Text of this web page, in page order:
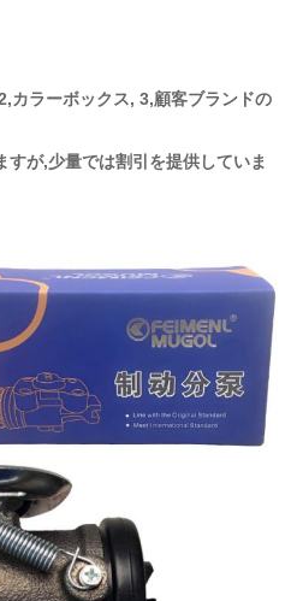
カラーボックス, 3,顧客ブランドの
が,少量では割引を提供していま